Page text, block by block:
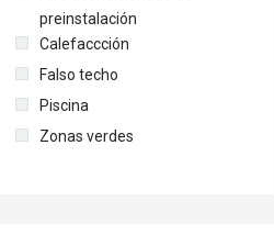
preinstalación
Calefaccción
Falso techo
Piscina
Zonas verdes